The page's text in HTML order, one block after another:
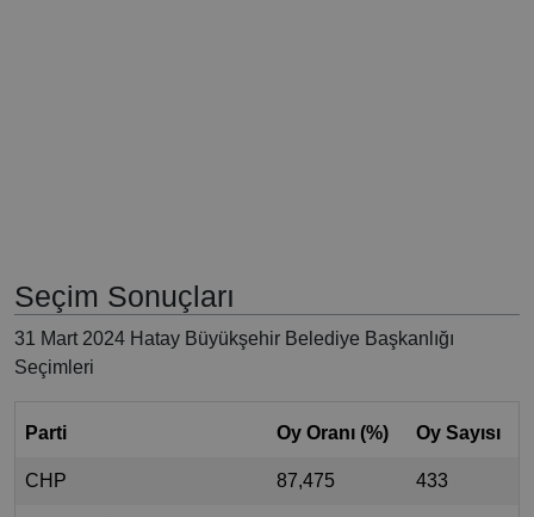
Seçim Sonuçları
31 Mart 2024 Hatay Büyükşehir Belediye Başkanlığı
Seçimleri
Parti Oy Oranı (%) Oy Sayısı
CHP 87,475 433